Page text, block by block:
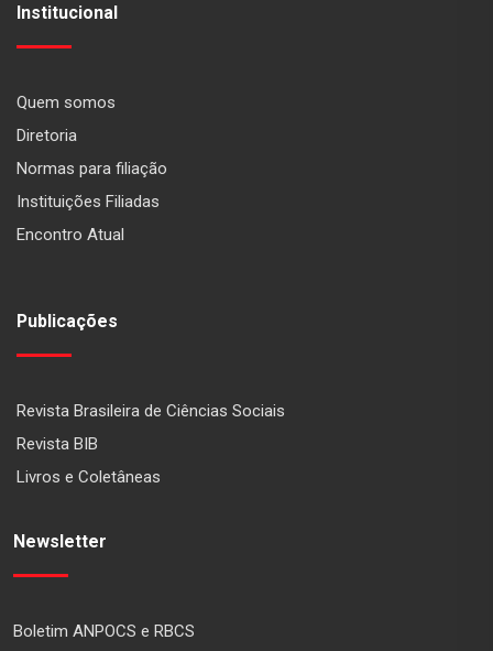
Institucional
Quem somos
Diretoria
Normas para filiação
Instituições Filiadas
Encontro Atual
Publicações
Revista Brasileira de Ciências Sociais
Revista BIB
Livros e Coletâneas
Newsletter
Boletim ANPOCS e RBCS